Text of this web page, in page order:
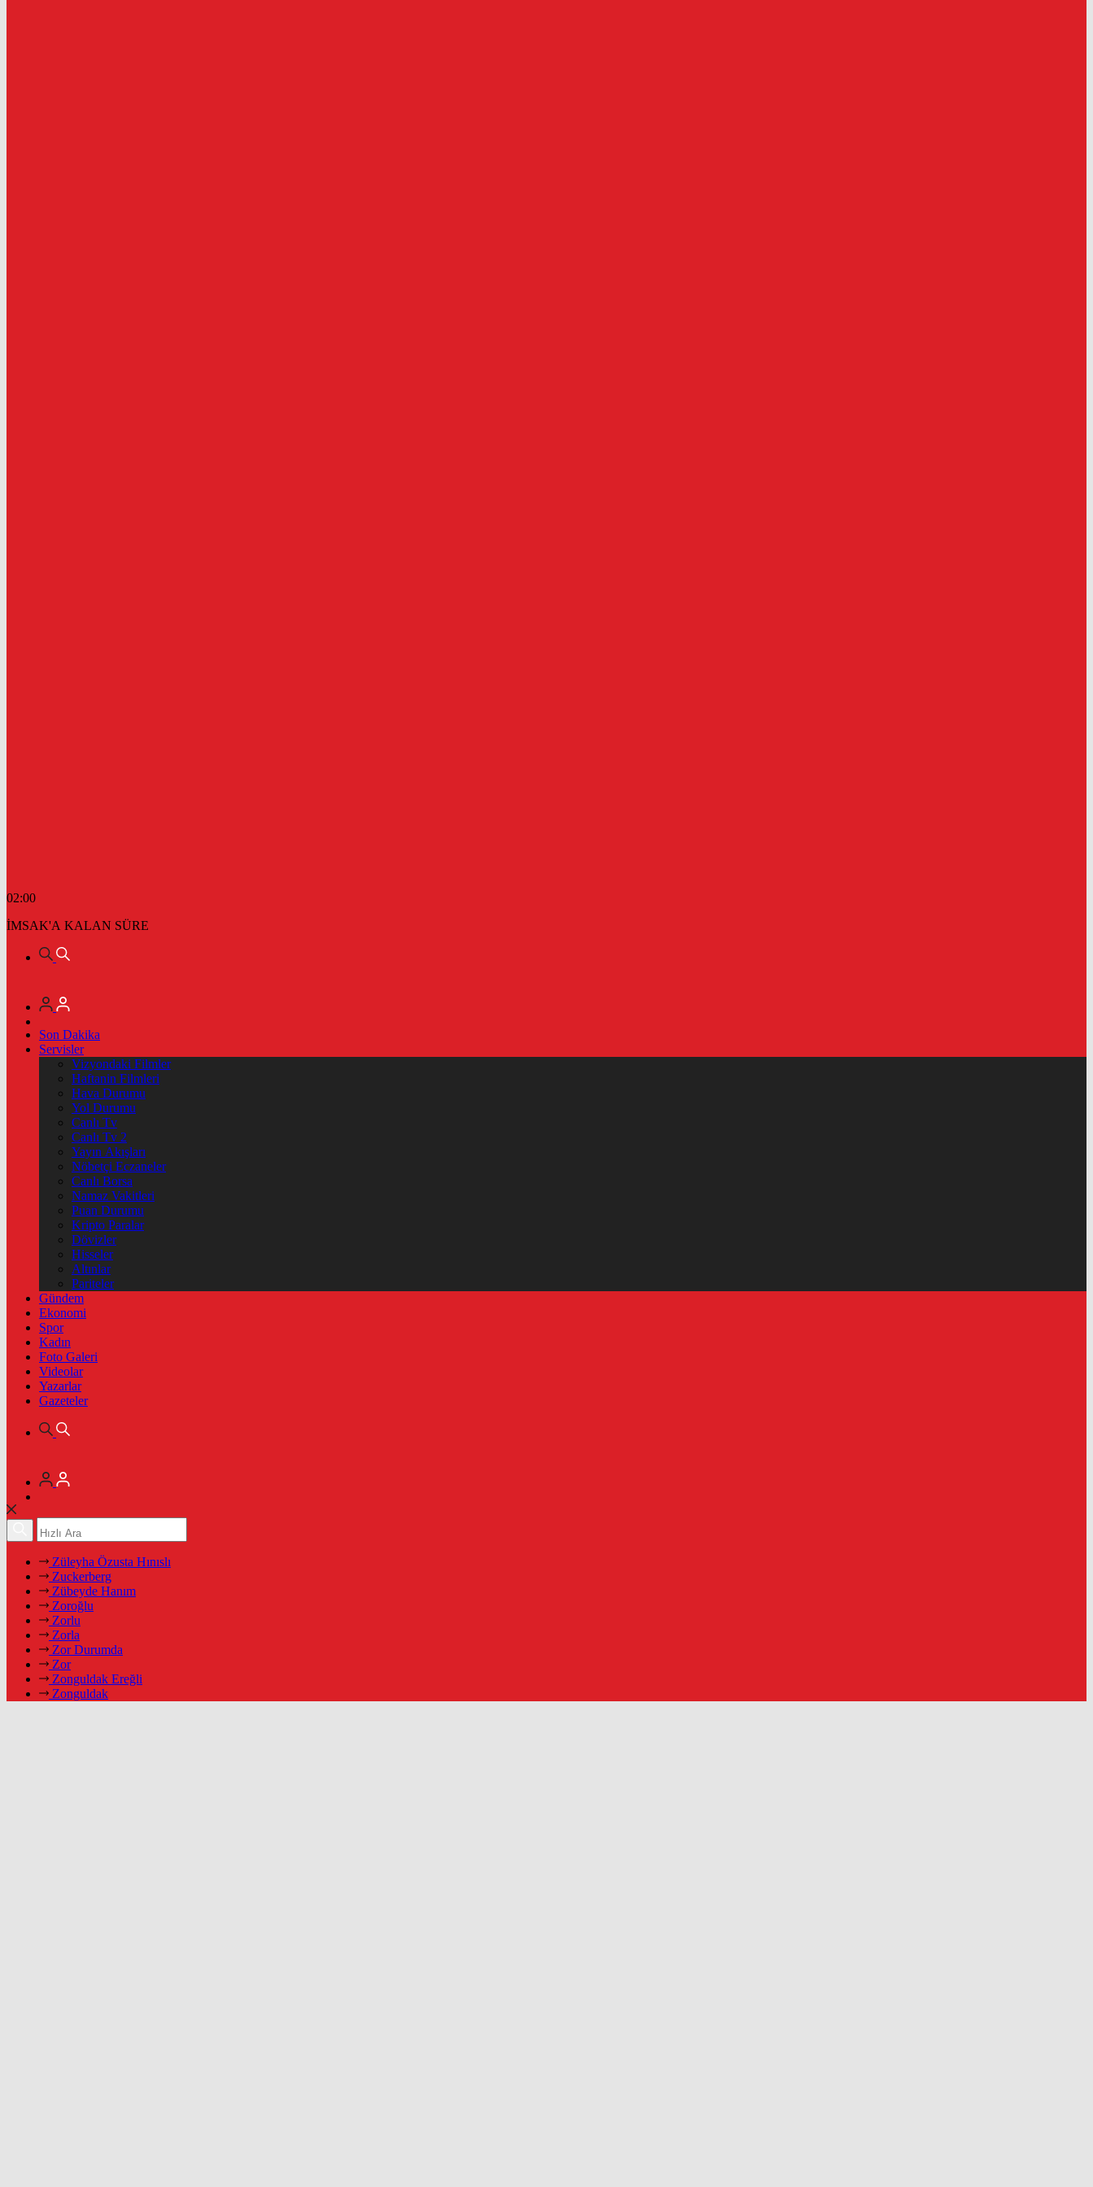
02:00
İMSAK'A KALAN SÜRE
Son Dakika
Servisler
Vizyondaki Filmler
Haftanin Filmleri
Hava Durumu
Yol Durumu
Canlı Tv
Canlı Tv 2
Yayın Akışları
Nöbetçi Eczaneler
Canlı Borsa
Namaz Vakitleri
Puan Durumu
Kripto Paralar
Dövizler
Hisseler
Altınlar
Pariteler
Gündem
Ekonomi
Spor
Kadın
Foto Galeri
Videolar
Yazarlar
Gazeteler
Züleyha Özusta Hınıslı
Zuckerberg
Zübeyde Hanım
Zoroğlu
Zorlu
Zorla
Zor Durumda
Zor
Zonguldak Ereğli
Zonguldak